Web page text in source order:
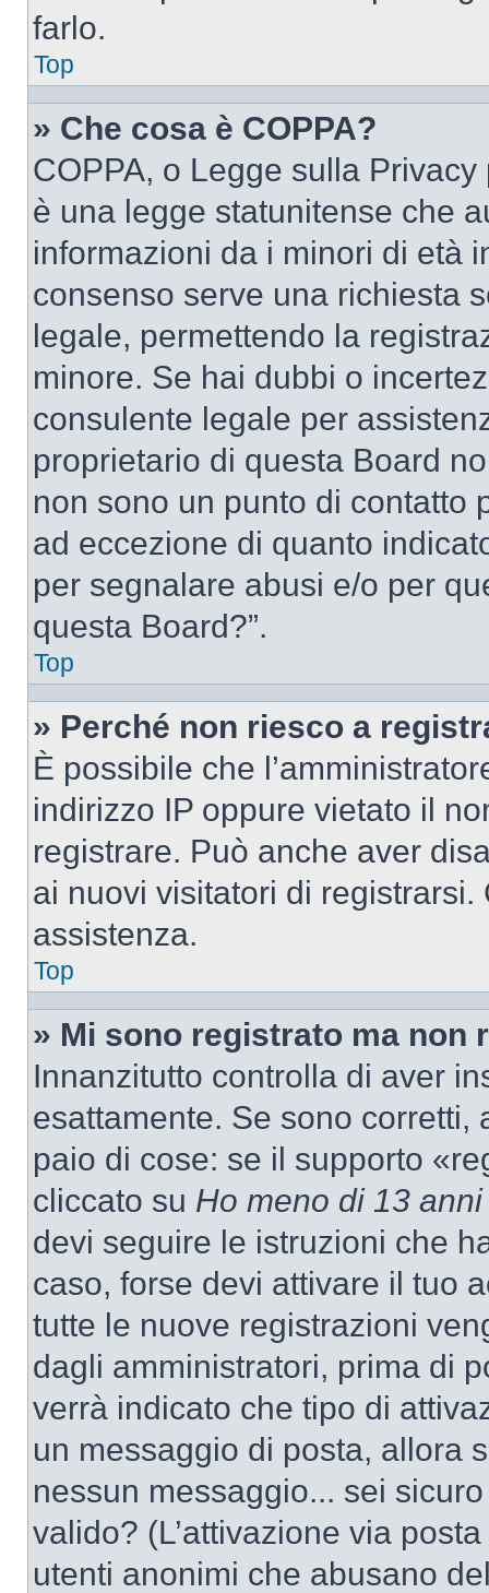
farlo.
Top
» Che cosa è COPPA?
COPPA, o Legge sulla
è una legge statunitense che
informazioni da i minori di età
consenso serve una richiesta
legale, permettendo la
minore. Se hai dubbi o
consulente legale per
proprietario di questa Board
non sono un punto di contatto
ad eccezione di quanto
per segnalare abusi e/o per
questa Board?”.
Top
» Perché non riesco a
È possibile che
indirizzo IP oppure vietato il
registrare. Può anche aver
ai nuovi visitatori di
assistenza.
Top
» Mi sono registrato ma non
Innanzitutto controlla di aver
esattamente. Se sono
paio di cose: se il supporto
cliccato su Ho meno di 13 anni
devi seguire le istruzioni che
caso, forse devi attivare il tuo
tutte le nuove registrazioni
dagli amministratori, prima di
verrà indicato che tipo di
un messaggio di posta, allora
nessun messaggio... sei
valido? (L’attivazione via
utenti anonimi che abusano